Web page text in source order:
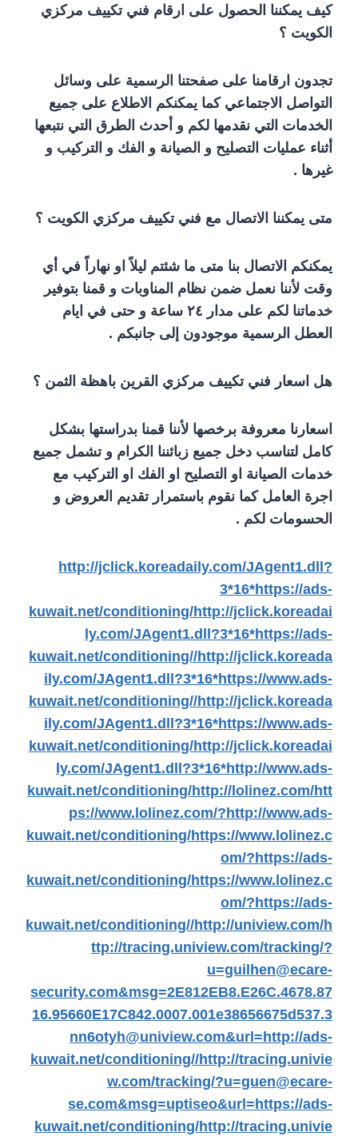
كيف يمكننا الحصول على ارقام فني تكييف مركزي
الكويت ؟
تجدون ارقامنا على صفحتنا الرسمية على وسائل
التواصل الاجتماعي كما يمكنكم الاطلاع على جميع
الخدمات التي نقدمها لكم و أحدث الطرق التي نتبعها
أثناء عمليات التصليح و الصيانة و الفك و التركيب و
غيرها .
متى يمكننا الاتصال مع فني تكييف مركزي الكويت ؟
يمكنكم الاتصال بنا متى ما شئتم ليلاً او نهاراً في أي
وقت لأننا نعمل ضمن نظام المناوبات و قمنا بتوفير
خدماتنا لكم على مدار ٢٤ ساعة و حتى في ايام
العطل الرسمية موجودون إلى جانبكم .
هل اسعار فني تكييف مركزي القرين باهظة الثمن ؟
اسعارنا معروفة برخصها لأننا قمنا بدراستها بشكل
كامل لتناسب دخل جميع زبائننا الكرام و تشمل جميع
خدمات الصيانة او التصليح او الفك او التركيب مع
اجرة العامل كما نقوم باستمرار تقديم العروض و
الحسومات لكم .
http://jclick.koreadaily.com/JAgent1.dll?
3*16*https://ads-
kuwait.net/conditioning/http://jclick.koreadai
ly.com/JAgent1.dll?3*16*https://ads-
kuwait.net/conditioning//http://jclick.koreada
ily.com/JAgent1.dll?3*16*https://www.ads-
kuwait.net/conditioning//http://jclick.koreada
ily.com/JAgent1.dll?3*16*https://www.ads-
kuwait.net/conditioning/http://jclick.koreadai
ly.com/JAgent1.dll?3*16*http://www.ads-
kuwait.net/conditioning/http://lolinez.com/htt
ps://www.lolinez.com/?http://www.ads-
kuwait.net/conditioning/https://www.lolinez.c
om/?https://ads-
kuwait.net/conditioning/https://www.lolinez.c
om/?https://ads-
kuwait.net/conditioning//http://uniview.com/h
ttp://tracing.uniview.com/tracking/?
u=guilhen@ecare-
security.com&msg=2E812EB8.E26C.4678.87
16.95660E17C842.0007.001e38656675d537.3
nn6otyh@uniview.com&url=http://ads-
kuwait.net/conditioning//http://tracing.univie
w.com/tracking/?u=guen@ecare-
se.com&msg=uptiseo&url=https://ads-
kuwait.net/conditioning/http://tracing.univie